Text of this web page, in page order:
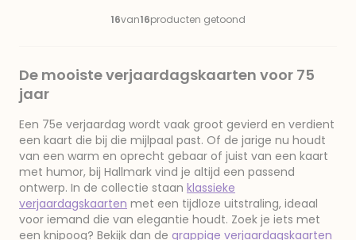
16van16producten getoond
De mooiste verjaardagskaarten voor 75
jaar
Een 75e verjaardag wordt vaak groot gevierd en verdient
een kaart die bij die mijlpaal past. Of de jarige nu houdt
van een warm en oprecht gebaar of juist van een kaart
met humor, bij Hallmark vind je altijd een passend
ontwerp. In de collectie staan klassieke
verjaardagskaarten met een tijdloze uitstraling, ideaal
voor iemand die van elegantie houdt. Zoek je iets met
een knipoog? Bekijk dan de grappige verjaardagskaarten